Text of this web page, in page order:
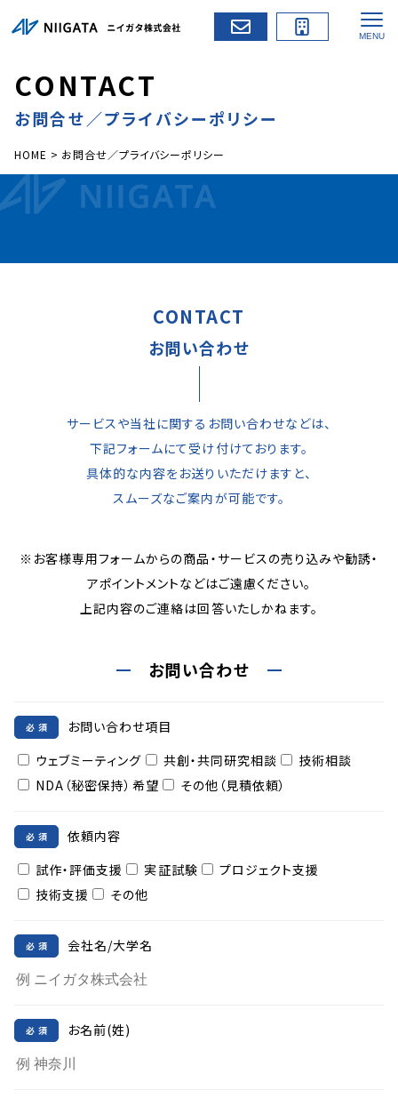
CONTACT
お問合せ／プライバシーポリシー
HOME > お問合せ／プライバシーポリシー
CONTACT
お問い合わせ
サービスや当社に関するお問い合わせなどは、
下記フォームにて受け付けております。
具体的な内容をお送りいただけますと、
スムーズなご案内が可能です。
※お客様専用フォームからの商品・サービスの売り込みや勧誘・
アポイントメントなどはご遠慮ください。
上記内容のご連絡は回答いたしかねます。
お問い合わせ
お問い合わせ項目
ウェブミーティング
共創・共同研究相談
技術相談
NDA（秘密保持）希望
その他（見積依頼）
依頼内容
試作・評価支援
実証試験
プロジェクト支援
技術支援
その他
会社名/大学名
お名前(姓)